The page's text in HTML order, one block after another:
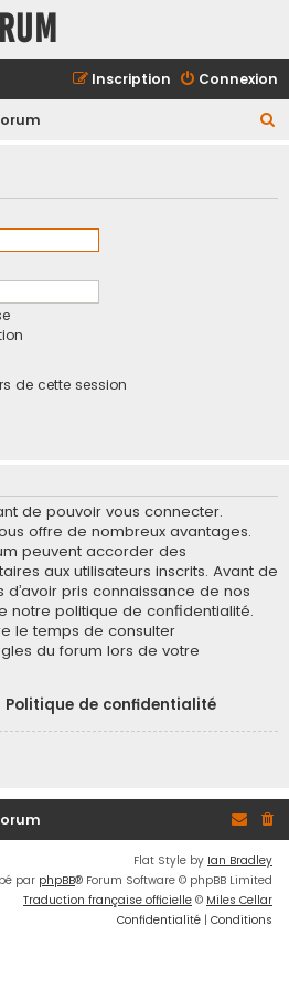
Connexion
Inscription
h
de cette session
de pouvoir vous connecter.
offre de nombreux avantages.
peuvent accorder des
aux utilisateurs inscrits. Avant de
pris connaissance de nos
notre politique de confidentialité.
le temps de consulter
du forum lors de votre
Politique de confidentialité
Flat Style by Ian Bradley
par phpBB® Forum Software © phpBB Limited
Traduction française officielle © Miles Cellar
Confidentialité | Conditions